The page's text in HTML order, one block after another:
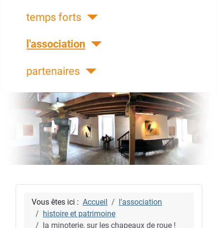
temps forts
l'association
partenaires
Vous êtes ici : Accueil
l'association
histoire et patrimoine
la minoterie, sur les chapeaux de roue !